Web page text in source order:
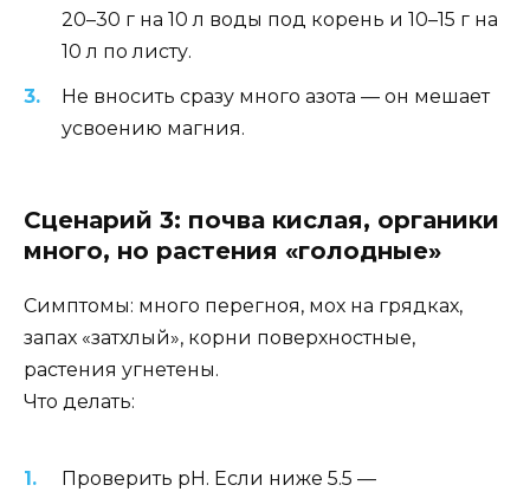
20–30 г на 10 л воды под корень и 10–15 г на
10 л по листу.
Не вносить сразу много азота — он мешает
усвоению магния.
Сценарий 3: почва кислая, органики
много, но растения «голодные»
Симптомы: много перегноя, мох на грядках,
запах «затхлый», корни поверхностные,
растения угнетены.
Что делать:
Проверить pH. Если ниже 5.5 —